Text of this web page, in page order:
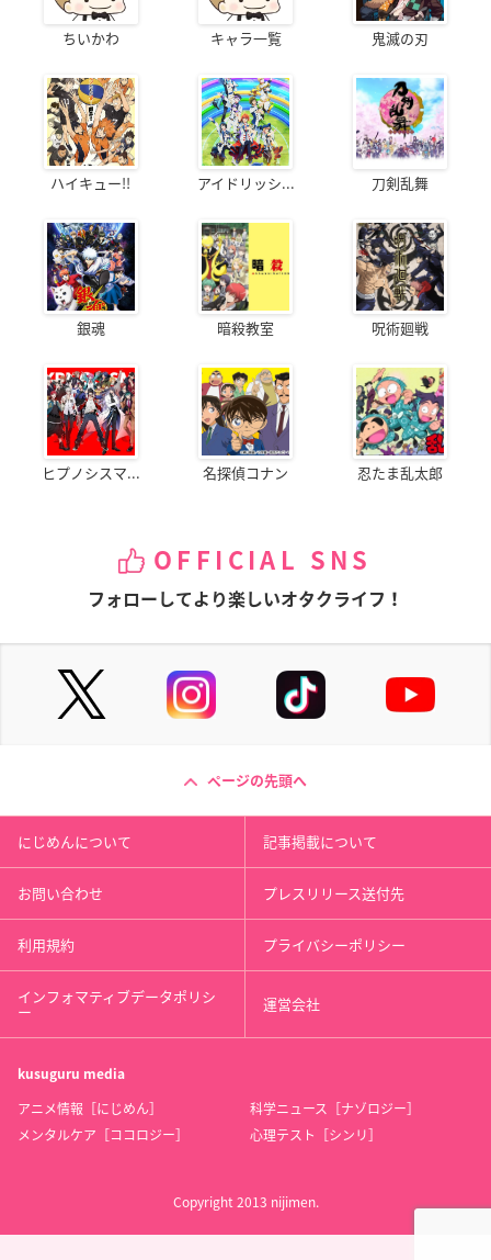
ちいかわ キャラ一覧 鬼滅の刃
ハイキュー!! アイドリッシ... 刀剣乱舞
銀魂 暗殺教室 呪術廻戦
ヒプノシスマ... 名探偵コナン 忍たま乱太郎
OFFICIAL SNS
フォローしてより楽しいオタクライフ！
ページの先頭へ
にじめんについて 記事掲載について
お問い合わせ プレスリリース送付先
利用規約 プライバシーポリシー
インフォマティブデータポリシ
ー 運営会社
kusuguru media
アニメ情報［にじめん］
科学ニュース［ナゾロジー］
メンタルケア［ココロジー］
心理テスト［シンリ］
Copyright 2013 nijimen.